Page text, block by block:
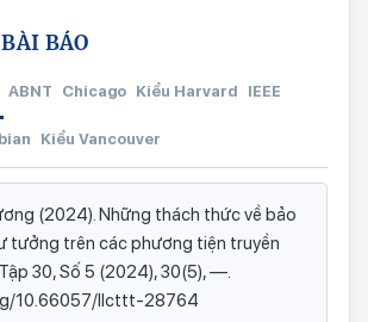
BÁO
ABNT Chicago Kiểu Harvard IEEE
Kiểu Vancouver
(2024). Những thách thức về bảo
tưởng trên các phương tiện truyền
30, Số 5 (2024), 30(5), —.
10.66057/llcttt-28764